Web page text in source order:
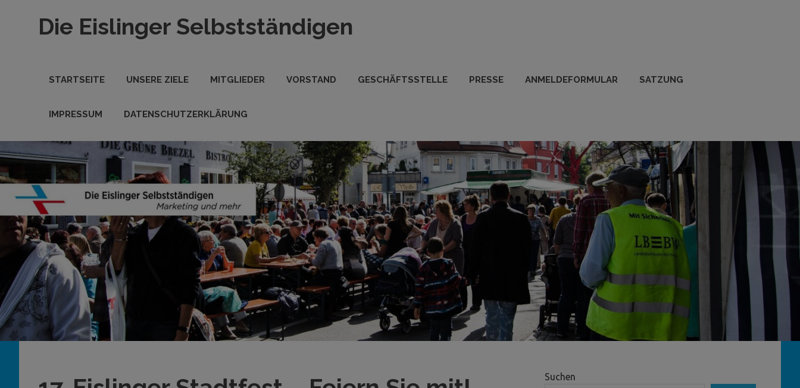
Die Eislinger Selbstständigen
Unterhemen
Hande,
Dienstleistung
STARTSEITE UNSERE ZIELE MITGLIEDER VORSTAND GESCHÄFTSSTELLE PRESSE ANMELDEFORMULAR SATZUNG
IMPRESSUM DATENSCHUTZERKLÄRUNG
Suchen